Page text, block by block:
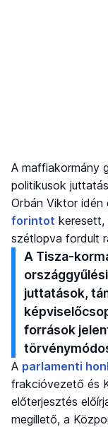
A maffiakormány
politikusok
Orbán Viktor idén
forintot keresett,
szétlopva fordult
A Tisza-
juttatások,
források
A parlamenti
frakcióvezető és
előterjesztés
megillető, a